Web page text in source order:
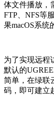
体文件播放，
FTP、NFS等
果macOS系统
为了实现远程
默认的
简单，在绿联
码，即可建立